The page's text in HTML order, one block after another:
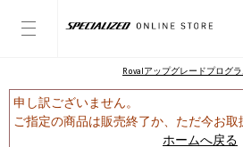
Rovalアップグレードプログ
申し訳ございません。
ご指定の商品は販売終了か、ただ今お取
ホームへ戻る